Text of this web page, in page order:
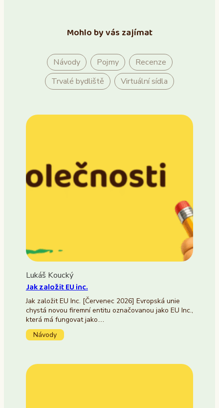
Mohlo by vás zajímat
Návody Pojmy
Recenze
Trvalé bydliště
Virtuální sídla
Lukáš Koucký
Jak založit EU inc.
Jak založit EU Inc. [Červenec 2026] Evropská unie
chystá novou firemní entitu označovanou jako EU Inc.,
která má fungovat jako…
Návody